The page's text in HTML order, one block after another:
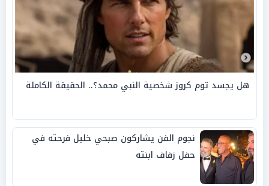
هل يجسد توم كروز شخصية النبي محمد؟.. الحقيقة الكاملة
نجوم الفن يشاركون صبحي خليل فرحته في
حفل زفاف ابنته